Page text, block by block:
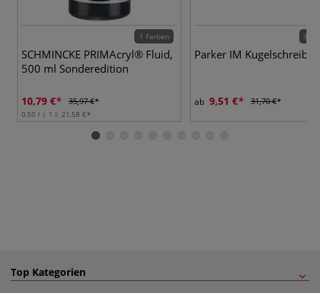
1 Farben
SCHMINCKE PRIMAcryl® Fluid,
500 ml Sonderedition
10,79 € 35,97 €
0,50 l | 1 l: 21,58 €
3
Parker IM Kugelschreiber
ab 9,51 € 31,70 €
Top Kategorien